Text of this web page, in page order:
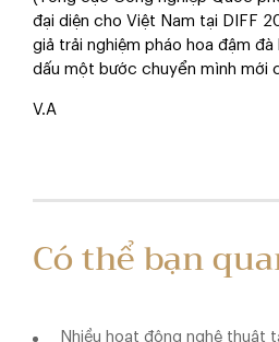
đại diện cho Việt Nam tại DIFF
giả trải nghiệm pháo hoa đậm
dấu một bước chuyển mình mới
V.A
Có thể bạn
Nhiều hoạt động nghệ thuật